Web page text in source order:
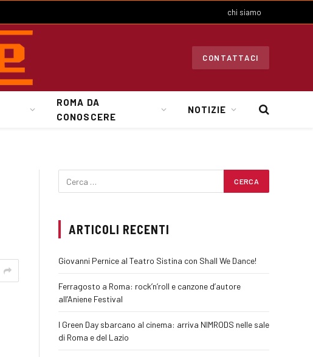
chi siamo
CONTATTACI
ROMA DA
CONOSCERE
NOTIZIE
ARTICOLI RECENTI
Giovanni Pernice al Teatro Sistina con Shall We Dance!
Ferragosto a Roma: rock’n’roll e canzone d’autore
all’Aniene Festival
I Green Day sbarcano al cinema: arriva NIMRODS nelle sale
di Roma e del Lazio